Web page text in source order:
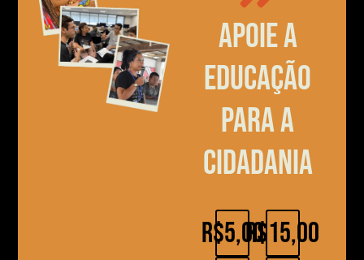
Apoie a
educação
para a
cidadania
R$5,00R$15,00